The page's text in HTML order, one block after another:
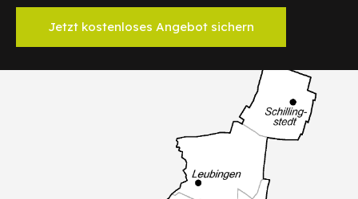
Jetzt kostenloses Angebot sichern